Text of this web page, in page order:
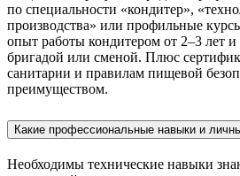
по специальности «кондитер»,
производства» или профильные
опыт работы кондитером от 2–3 лет и
бригадой или сменой. Плюс
санитарии и правилам пищевой
преимуществом.
Какие профессиональные навыки и
Необходимы технические навыки